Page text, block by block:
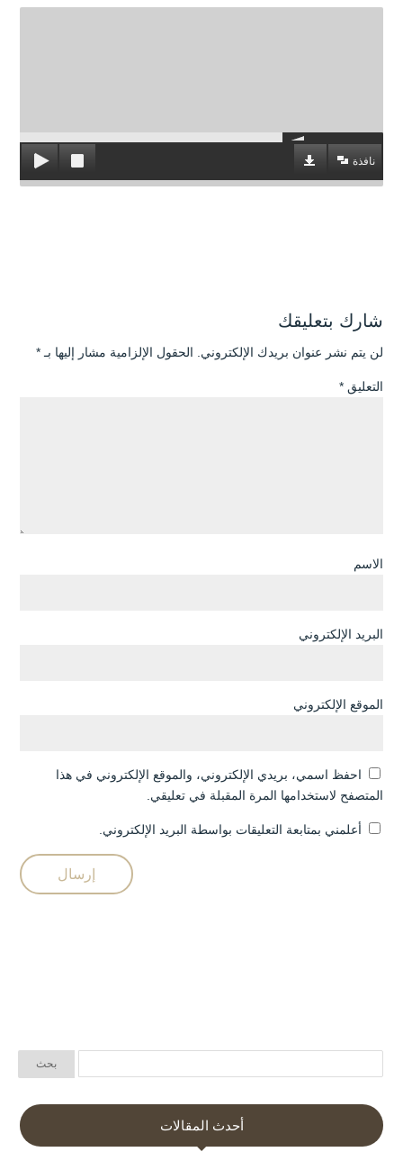
نافذة
شارك بتعليقك
لن يتم نشر عنوان بريدك الإلكتروني. الحقول الإلزامية مشار إليها بـ *
التعليق *
الاسم
البريد الإلكتروني
الموقع الإلكتروني
احفظ اسمي، بريدي الإلكتروني، والموقع الإلكتروني في هذا
المتصفح لاستخدامها المرة المقبلة في تعليقي.
أعلمني بمتابعة التعليقات بواسطة البريد الإلكتروني.
أحدث المقالات